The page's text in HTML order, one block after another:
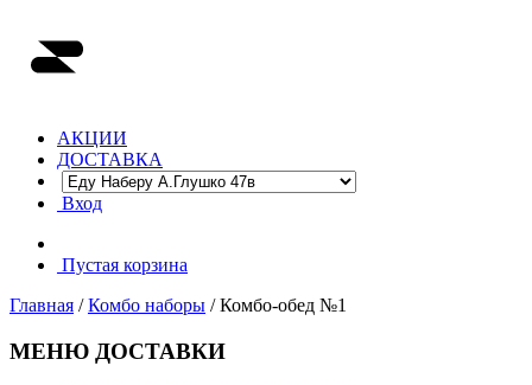
АКЦИИ
ДОСТАВКА
Вход
Пустая корзина
Главная /Комбо наборы / Комбо-обед №1
МЕНЮ ДОСТАВКИ